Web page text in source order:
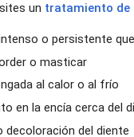
un tratamiento de
o persistente
o masticar
al calor o al frío
en la encía cerca del
decoloración del diente